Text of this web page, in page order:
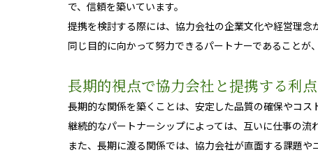
で、信頼を築いています。
提携を検討する際には、協力会社の企業文化や経営理念
同じ目的に向かって努力できるパートナーであることが
長期的視点で協力会社と提携する利点
長期的な関係を築くことは、安定した品質の確保やコス
継続的なパートナーシップによっては、互いに仕事の流
また、長期に渡る関係では、協力会社が直面する課題